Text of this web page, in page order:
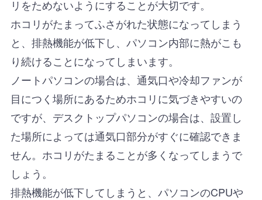
リをためないようにすることが大切です。
ホコリがたまってふさがれた状態になってしまう
と、排熱機能が低下し、パソコン内部に熱がこも
り続けることになってしまいます。
ノートパソコンの場合は、通気口や冷却ファンが
目につく場所にあるためホコリに気づきやすいの
ですが、デスクトップパソコンの場合は、設置し
た場所によっては通気口部分がすぐに確認できま
せん。ホコリがたまることが多くなってしまうで
しょう。
排熱機能が低下してしまうと、パソコンのCPUや